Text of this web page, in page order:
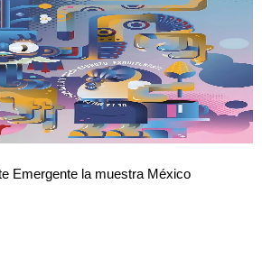
Emergente la muestra México